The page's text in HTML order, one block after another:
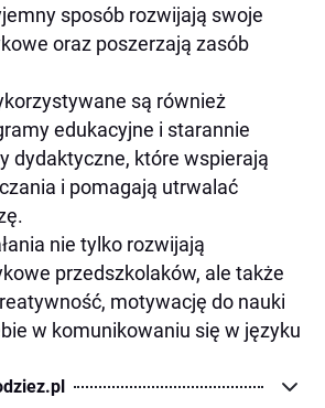
sposób rozwijają swoje
oraz poszerzają zasób
są również
edukacyjne i starannie
dydaktyczne, które wspierają
i pomagają utrwalać
nie tylko rozwijają
przedszkolaków, ale także
motywację do nauki
w komunikowaniu się w języku